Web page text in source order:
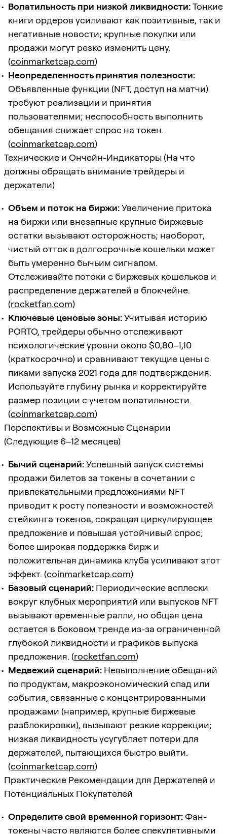
Волатильность при низкой ликвидности:Тонкие
книги ордеров усиливают как позитивные, так и
негативные новости; крупные покупки или
продажи могут резко изменить цену.
(coinmarketcap.com)
Неопределенность принятия полезности:
Объявленные функции (NFT, доступ на матчи)
требуют реализации и принятия
пользователями; неспособность выполнить
обещания снижает спрос на токен.
(coinmarketcap.com)
Технические и Ончейн-Индикаторы (На что
должны обращать внимание трейдеры и
держатели)
Объем и поток на биржи:Увеличение притока
на биржи или внезапные крупные биржевые
остатки вызывают осторожность; наоборот,
чистый отток в долгосрочные кошельки может
быть умеренно бычьим сигналом.
Отслеживайте потоки с биржевых кошельков и
распределение держателей в блокчейне.
(rocketfan.com)
Ключевые ценовые зоны:Учитывая историю
PORTO, трейдеры обычно отслеживают
психологические уровни около $0,80–1,10
(краткосрочно) и сравнивают текущие цены с
пиками запуска 2021 года для подтверждения.
Используйте глубину рынка и корректируйте
размер позиции с учетом волатильности.
(coinmarketcap.com)
Перспективы и Возможные Сценарии
(Следующие 6–12 месяцев)
Бычий сценарий:Успешный запуск системы
продажи билетов за токены в сочетании с
привлекательными предложениями NFT
приводит к росту полезности и возможностей
стейкинга токенов, сокращая циркулирующее
предложение и повышая устойчивый спрос;
более широкая поддержка бирж и
положительная динамика клуба усиливают этот
эффект. (coinmarketcap.com)
Базовый сценарий: Периодические всплески
вокруг клубных мероприятий или выпусков NFT
вызывают временные ралли, но общая цена
остается в боковом тренде из-за ограниченной
глубокой ликвидности и графиков выпуска
предложения. (rocketfan.com)
Медвежий сценарий: Невыполнение обещаний
по продуктам, макроэкономический спад или
события, связанные с концентрированными
продажами (например, крупные биржевые
разблокировки), вызывают резкие коррекции;
низкая ликвидность усугубляет потери для
держателей, пытающихся быстро выйти.
(coinmarketcap.com)
Практические Рекомендации для Держателей и
Потенциальных Покупателей
Определите свой временной горизонт:Фан-
токены часто являются более спекулятивными